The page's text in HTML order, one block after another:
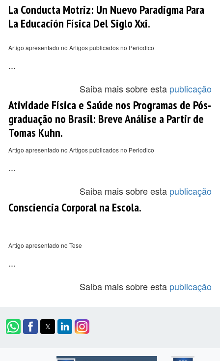
La Conducta Motriz: Un Nuevo Paradigma Para
La Educación Física Del Siglo Xxi.
Artigo apresentado no Artigos publicados no Periodico
...
Saiba mais sobre esta publicação
Atividade Física e Saúde nos Programas de Pós-
graduação no Brasil: Breve Análise a Partir de
Tomas Kuhn.
Artigo apresentado no Artigos publicados no Periodico
...
Saiba mais sobre esta publicação
Consciencia Corporal na Escola.
Artigo apresentado no Tese
...
Saiba mais sobre esta publicação